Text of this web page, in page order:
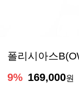
폴리시아스
9% 169,000원